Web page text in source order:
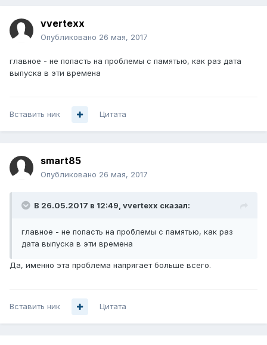
vvertexx
Опубликовано 26 мая, 2017
главное - не попасть на проблемы с памятью, как раз дата
выпуска в эти времена
Вставить ник Цитата
smart85
Опубликовано 26 мая, 2017
В 26.05.2017 в 12:49, vvertexx сказал:
главное - не попасть на проблемы с памятью, как раз
дата выпуска в эти времена
Да, именно эта проблема напрягает больше всего.
Вставить ник Цитата